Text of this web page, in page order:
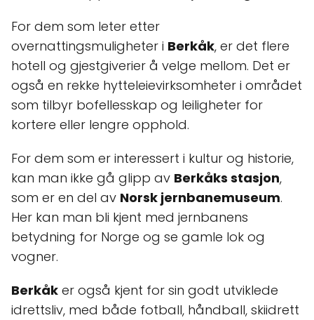
For dem som leter etter
overnattingsmuligheter i Berkåk, er det flere
hotell og gjestgiverier å velge mellom. Det er
også en rekke hytteleievirksomheter i området
som tilbyr bofellesskap og leiligheter for
kortere eller lengre opphold.
For dem som er interessert i kultur og historie,
kan man ikke gå glipp av Berkåks stasjon,
som er en del av Norsk jernbanemuseum.
Her kan man bli kjent med jernbanens
betydning for Norge og se gamle lok og
vogner.
Berkåk er også kjent for sin godt utviklede
idrettsliv, med både fotball, håndball, skiidrett